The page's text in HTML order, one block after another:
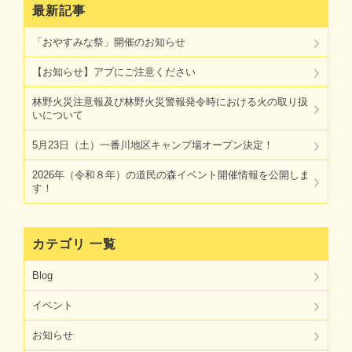
最新記事
「おやすみな祭」開催のお知らせ
【お知らせ】アブにご注意ください
林野火災注意報及び林野火災警報発令時における火の取り扱
いについて
5月23日（土）一番川地区キャンプ場オープン決定！
2026年（令和８年）の道民の森イベント開催情報を公開しま
す！
カテゴリ 一覧
Blog
イベント
お知らせ